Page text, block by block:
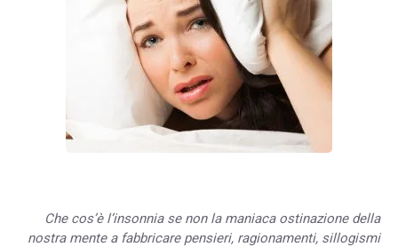
Che cos’è l’insonnia se non la maniaca ostinazione della
nostra mente a fabbricare pensieri, ragionamenti, sillogismi